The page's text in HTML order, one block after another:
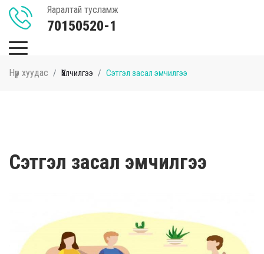
Яаралтай тусламж
70150520-1
Нүүр хуудас Үйлчилгээ Сэтгэл засал эмчилгээ
Сэтгэл засал эмчилгээ